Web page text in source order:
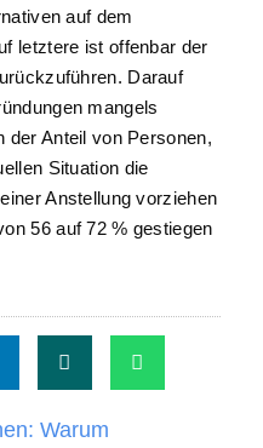
auf dem
letztere ist offenbar der
Darauf
mangels
der Anteil von Personen,
Situation die
Anstellung vorziehen
56 auf 72 % gestiegen
Warum